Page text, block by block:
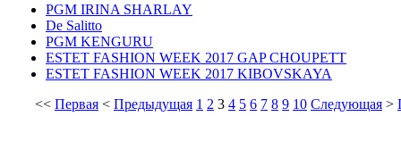
PGM IRINA SHARLAY
De Salitto
PGM KENGURU
ESTET FASHION WEEK 2017 GAP CHOUPETT
ESTET FASHION WEEK 2017 KIBOVSKAYA
<< Первая < Предыдущая 1 2 3 4 5 6 7 8 9 10 Следующая >